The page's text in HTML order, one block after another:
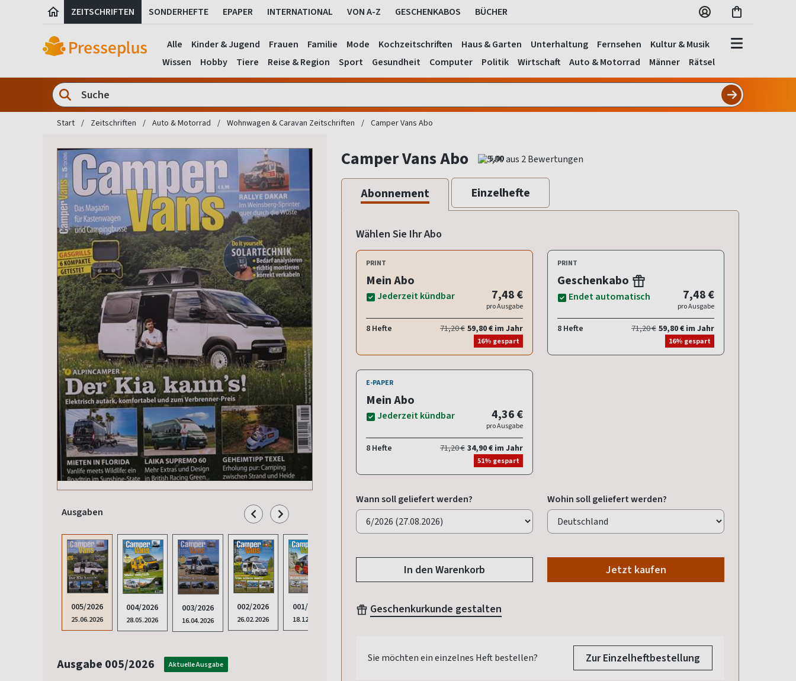
ZEITSCHRIFTEN SONDERHEFTE EPAPER INTERNATIONAL VON A-Z GESCHENKABOS BÜCHER
Alle Kinder & Jugend Frauen Familie Mode Kochzeitschriften Haus & Garten Unterhaltung Fernsehen
Kultur & Musik
Wissen
Hobby Tiere Reise & Region Sport Gesundheit Computer Politik Wirtschaft Auto & Motorrad Männer Rätsel
Start Zeitschriften Auto & Motorrad Wohnwagen & Caravan Zeitschriften Camper Vans Abo
Ausgaben
005/2026
25.06.2026
004/2026
28.05.2026
003/2026
16.04.2026
002/2026
26.02.2026
001/2026
18.12.2025
008/2025 006/2025
28.08.2025
Ausgabe 005/2026 Aktuelle Ausgabe
Camper Vans Abo 5,00
Abonnement Einzelhefte
Wählen Sie Ihr Abo
PRINT
Mein Abo
Jederzeit kündbar 7,48 €
pro Ausgabe
8 Hefte 71,20 € 59,80 € im Jahr
16% gespart
PRINT
Geschenkabo
Endet automatisch 7,48 €
pro Ausgabe
8 Hefte 71,20 € 59,80 € im Jahr
16% gespart
E-PAPER
Mein Abo
Jederzeit kündbar 4,36 €
pro Ausgabe
8 Hefte 71,20 € 34,90 € im Jahr
51% gespart
Wann soll geliefert werden? Wohin soll geliefert werden?
In den Warenkorb Jetzt kaufen
Geschenkurkunde gestalten
Sie möchten ein einzelnes Heft bestellen? Zur Einzelheftbestellung